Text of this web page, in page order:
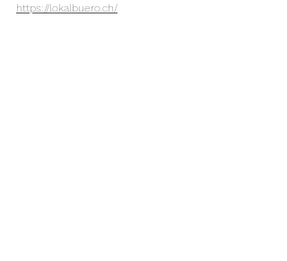
https://lokalbuero.ch/